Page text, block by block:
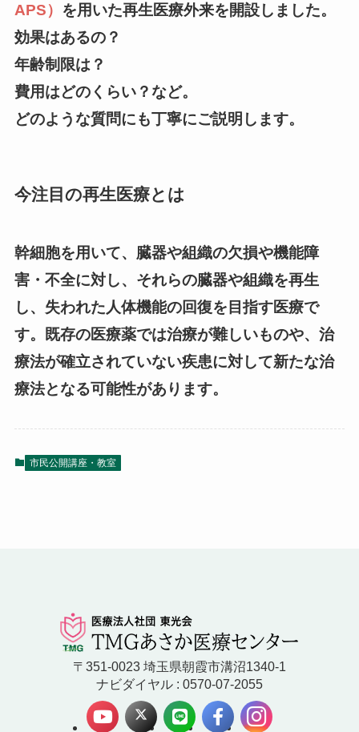
APS） を用いた再生医療外来を開設しました。
効果はあるの？
年齢制限は？
費用はどのくらい？など。
どのような質問にも丁寧にご説明します。
今注目の再生医療とは
幹細胞を用いて、臓器や組織の欠損や機能障
害・不全に対し、それらの臓器や組織を再生
し、失われた人体機能の回復を目指す医療で
す。既存の医療薬では治療が難しいものや、治
療法が確立されていない疾患に対して新たな治
療法となる可能性があります。
市民公開講座・教室
〒351-0023 埼玉県朝霞市溝沼1340-1
ナビダイヤル : 0570-07-2055